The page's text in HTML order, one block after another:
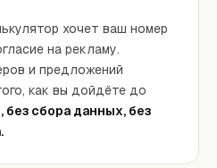
хочет ваш номер
на рекламу.
и предложений
как вы дойдёте до
без сбора данных, без